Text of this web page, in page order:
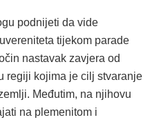
podnijeti da vide
tijekom parade
nastavak zavjera od
regiji kojima je cilj stvaranje
Međutim, na njihovu
na plemenitom i